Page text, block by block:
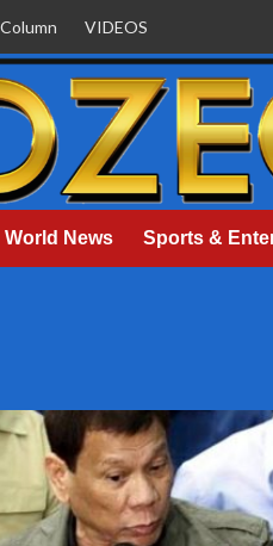
Column VIDEOS
World News Sports &